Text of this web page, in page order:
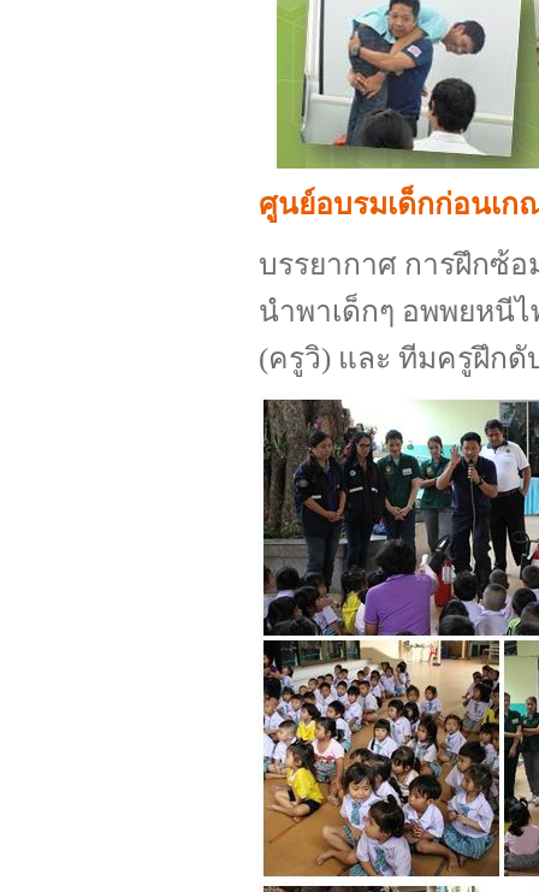
ศูนย์อบรมเด็กก่อนเก
บรรยากาศ การฝึกซ้
นำพาเด็กๆ อพพยหนี
(ครูวิ) และ ทีมครูฝึกดั